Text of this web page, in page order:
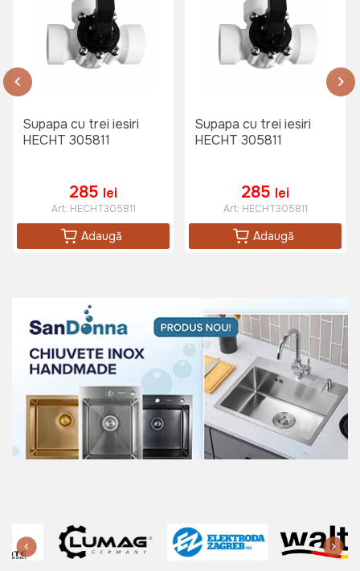
Supapa cu trei iesiri
HECHT 305811
285 lei
Art: HECHT305811
Adaugă
Supapa cu trei iesiri
HECHT 305811
285 lei
Art: HECHT305811
Adaugă